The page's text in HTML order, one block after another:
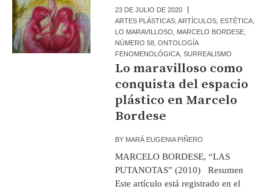
23 DE JULIO DE 2020
ARTES PLÁSTICAS ,ARTÍCULOS ESTÉTICA
LO MARAVILLOSO
MARCELO BORDESE
NÚMERO 58 ,ONTOLOGÍA
FENOMENOLÓGICA ,SURREALISMO
Lo maravilloso como
conquista del espacio
plástico en Marcelo
Bordese
BY MARÁ EUGENIA PIÑERO
MARCELO BORDESE, “LAS
PUTANOTAS” (2010) Resumen
Este artículo está registrado en el